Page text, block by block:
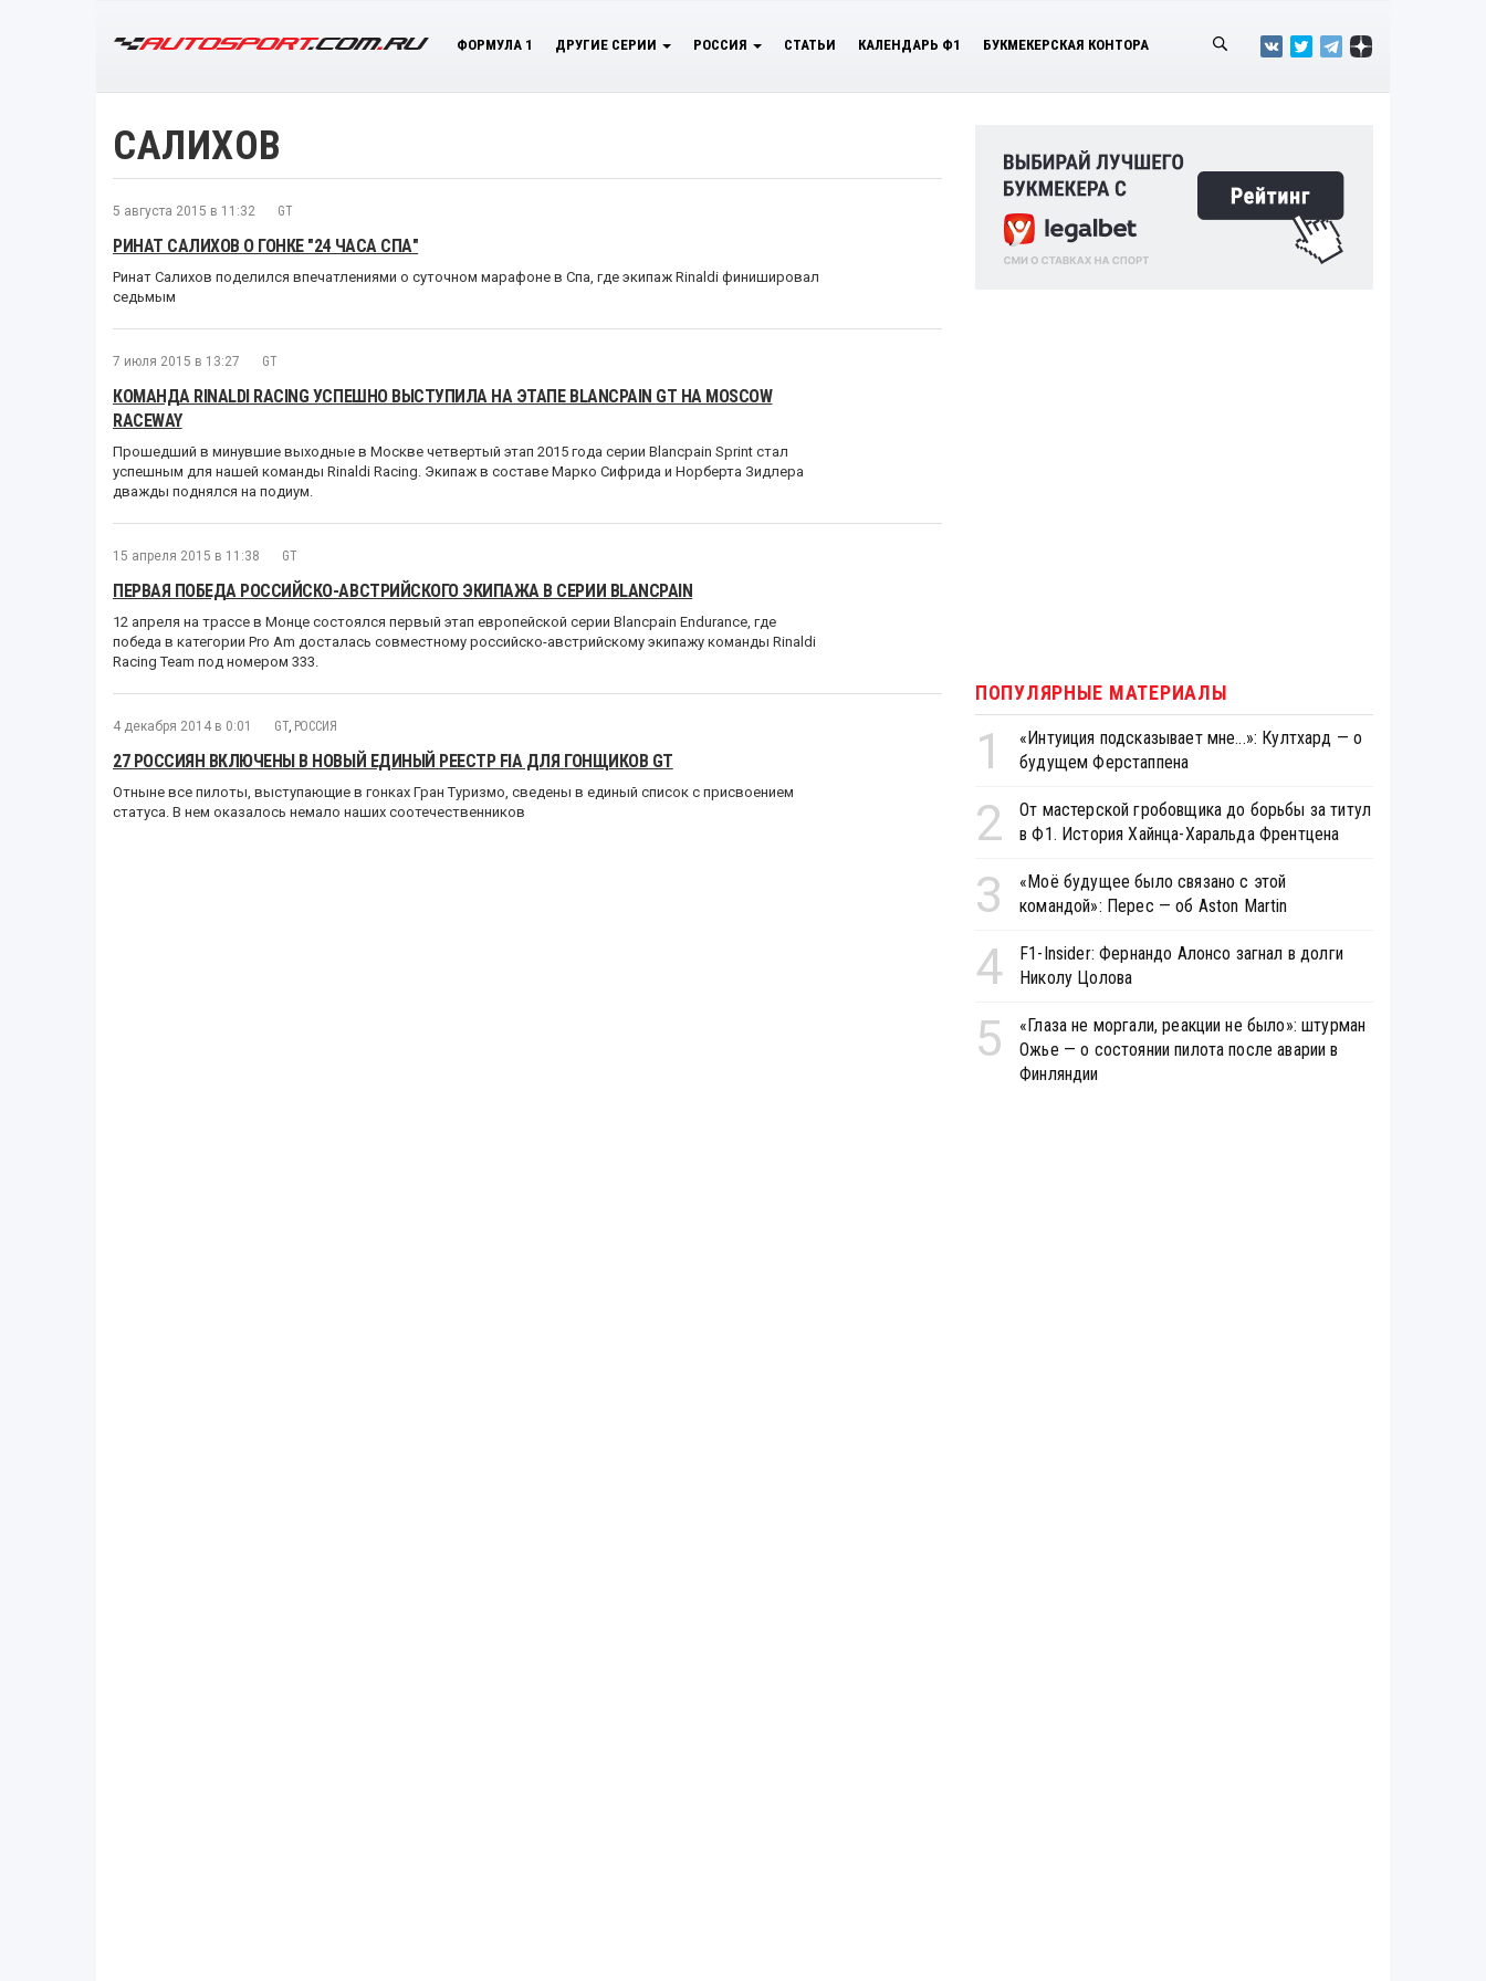
ФОРМУЛА 1 ДРУГИЕ СЕРИИ РОССИЯ СТАТЬИ КАЛЕНДАРЬ Ф1 БУКМЕКЕРСКАЯ КОНТОРА
САЛИХОВ
5 августа 2015 в 11:32 GT
РИНАТ САЛИХОВ О ГОНКЕ "24 ЧАСА СПА"
Ринат Салихов поделился впечатлениями о суточном марафоне в Спа, где экипаж Rinaldi финишировал
седьмым
7 июля 2015 в 13:27 GT
КОМАНДА RINALDI RACING УСПЕШНО ВЫСТУПИЛА НА ЭТАПЕ BLANCPAIN GT НА MOSCOW
RACEWAY
Прошедший в минувшие выходные в Москве четвертый этап 2015 года серии Blancpain Sprint стал
успешным для нашей команды Rinaldi Racing. Экипаж в составе Марко Сифрида и Норберта Зидлера
дважды поднялся на подиум.
15 апреля 2015 в 11:38 GT
ПЕРВАЯ ПОБЕДА РОССИЙСКО-АВСТРИЙСКОГО ЭКИПАЖА В СЕРИИ BLANCPAIN
12 апреля на трассе в Монце состоялся первый этап европейской серии Blancpain Endurance, где
победа в категории Pro Am досталась совместному российско-австрийскому экипажу команды Rinaldi
Racing Team под номером 333.
4 декабря 2014 в 0:01 GT, РОССИЯ
27 РОССИЯН ВКЛЮЧЕНЫ В НОВЫЙ ЕДИНЫЙ РЕЕСТР FIA ДЛЯ ГОНЩИКОВ GT
Отныне все пилоты, выступающие в гонках Гран Туризмо, сведены в единый список с присвоением
статуса. В нем оказалось немало наших соотечественников
ПОПУЛЯРНЫЕ МАТЕРИАЛЫ
1
«Интуиция подсказывает мне...»: Култхард — о
будущем Ферстаппена
2
От мастерской гробовщика до борьбы за титул
в Ф1. История Хайнца-Харальда Френтцена
3
«Моё будущее было связано с этой
командой»: Перес — об Aston Martin
4
F1-Insider: Фернандо Алонсо загнал в долги
Николу Цолова
5
«Глаза не моргали, реакции не было»: штурман
Ожье — о состоянии пилота после аварии в
Финляндии